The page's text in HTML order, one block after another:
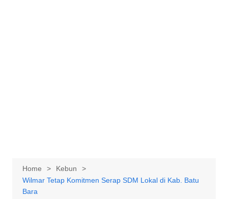
Home
Kebun
Wilmar Tetap Komitmen Serap SDM Lokal di Kab. Batu
Bara